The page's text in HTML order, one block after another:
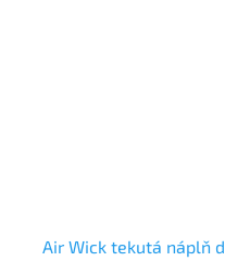
Air Wick tekutá náplň